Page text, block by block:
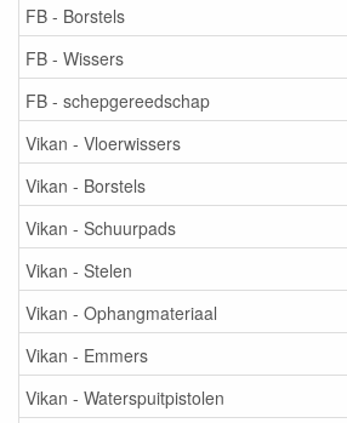
FB - Borstels
FB - Wissers
FB - schepgereedschap
Vikan - Vloerwissers
Vikan - Borstels
Vikan - Schuurpads
Vikan - Stelen
Vikan - Ophangmateriaal
Vikan - Emmers
Vikan - Waterspuitpistolen